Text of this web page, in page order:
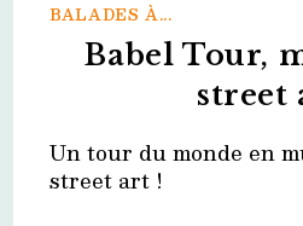
BALADES À...
Babel Tour,
street
Un tour du monde en
street art !